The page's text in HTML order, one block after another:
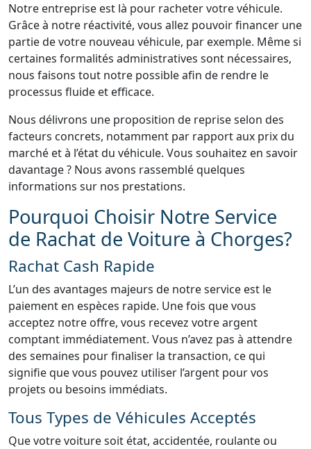
Notre entreprise est là pour racheter votre véhicule.
Grâce à notre réactivité, vous allez pouvoir financer une
partie de votre nouveau véhicule, par exemple. Même si
certaines formalités administratives sont nécessaires,
nous faisons tout notre possible afin de rendre le
processus fluide et efficace.
Nous délivrons une proposition de reprise selon des
facteurs concrets, notamment par rapport aux prix du
marché et à l’état du véhicule. Vous souhaitez en savoir
davantage ? Nous avons rassemblé quelques
informations sur nos prestations.
Pourquoi Choisir Notre Service
de Rachat de Voiture à Chorges?
Rachat Cash Rapide
L’un des avantages majeurs de notre service est le
paiement en espèces rapide. Une fois que vous
acceptez notre offre, vous recevez votre argent
comptant immédiatement. Vous n’avez pas à attendre
des semaines pour finaliser la transaction, ce qui
signifie que vous pouvez utiliser l’argent pour vos
projets ou besoins immédiats.
Tous Types de Véhicules Acceptés
Que votre voiture soit état, accidentée, roulante ou